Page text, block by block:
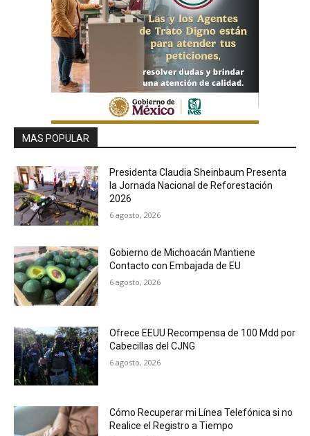
MAS POPULAR
Presidenta Claudia Sheinbaum Presenta
la Jornada Nacional de Reforestación
2026
6 agosto, 2026
Gobierno de Michoacán Mantiene
Contacto con Embajada de EU
6 agosto, 2026
Ofrece EEUU Recompensa de 100 Mdd por
Cabecillas del CJNG
6 agosto, 2026
Cómo Recuperar mi Línea Telefónica si no
Realice el Registro a Tiempo